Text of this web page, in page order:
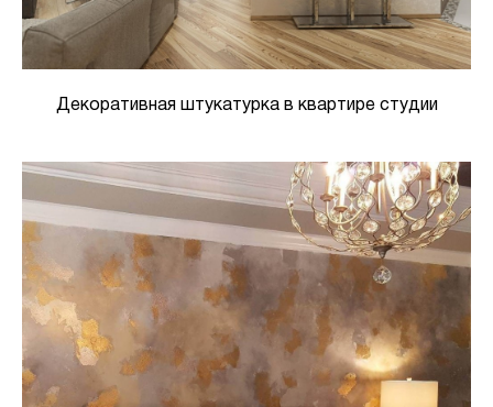
Декоративная штукатурка в квартире студии